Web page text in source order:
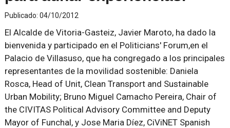
Publicado: 04/10/2012
El Alcalde de Vitoria-Gasteiz, Javier Maroto, ha dado la
bienvenida y participado en el Politicians' Forum,en el
Palacio de Villasuso, que ha congregado a los principales
representantes de la movilidad sostenible: Daniela
Rosca, Head of Unit, Clean Transport and Sustainable
Urban Mobility; Bruno Miguel Camacho Pereira, Chair of
the CIVITAS Political Advisory Committee and Deputy
Mayor of Funchal, y Jose Maria Díez, CiViNET Spanish